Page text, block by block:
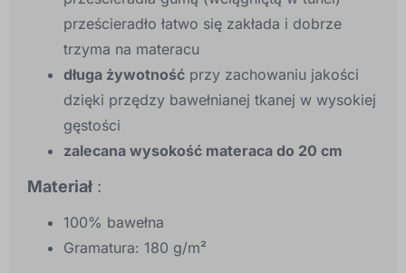
prześcieradło łatwo się zakłada i dobrze
trzyma na materacu
długa żywotność przy zachowaniu jakości
dzięki przędzy bawełnianej tkanej w wysokiej
gęstości
zalecana wysokość materaca do 20 cm
Materiał :
100% bawełna
Gramatura: 180 g/m²